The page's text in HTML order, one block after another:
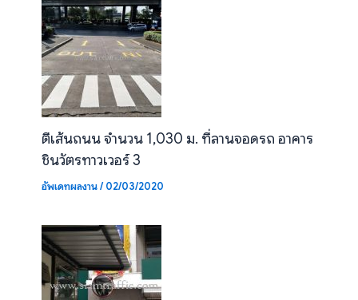
ตีเส้นถนน จำนวน 1,030 ม. ที่ลานจอดรถ อาคาร
ชินวัตรทาวเวอร์ 3
อัพเดทผลงาน/02/03/2020